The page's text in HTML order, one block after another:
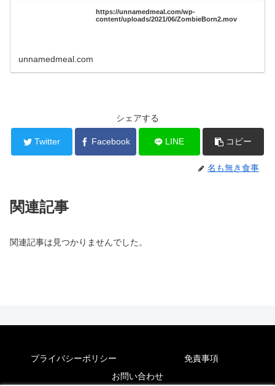
https://unnamedmeal.com/wp-
content/uploads/2021/06/ZombieBorn2.mov
unnamedmeal.com
シェアする
Twitter Facebook LINE コピー
名も無き食事
関連記事
関連記事は見つかりませんでした。
プライバシーポリシー
免責事項
お問い合わせ